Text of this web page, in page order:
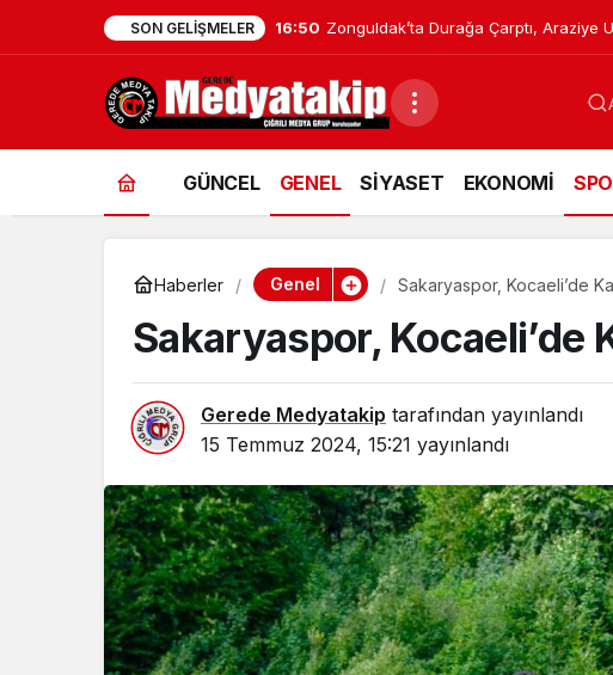
SON GELIŞMELER 16:48 Zonguldak’taki Hastaneler Afetlere
GÜNCEL GENEL SİYASET EKONOMİ
Haberler Genel Sakaryaspor, Kocaeli’de
Sakaryaspor, Kocaeli’de
Gerede Medyatakip tarafından yayınlandı
15 Temmuz 2024, 15:21 yayınlandı
Genel
Zonguldak’ta